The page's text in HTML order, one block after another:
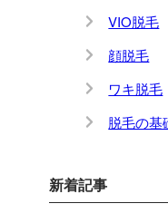
VIO脱毛
顔脱毛
ワキ脱毛
脱毛の基
新着記事